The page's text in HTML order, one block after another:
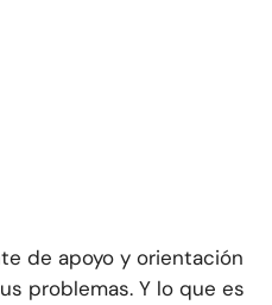
de apoyo y orientación
problemas. Y lo que es